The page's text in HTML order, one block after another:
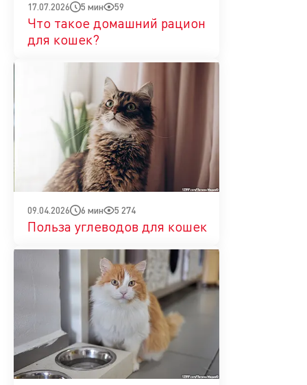
17.07.2026 5 мин 59
Что такое домашний рацион
для кошек?
09.04.2026 6 мин 5 274
Польза углеводов для кошек